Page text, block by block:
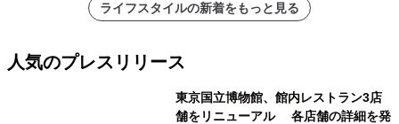
ライフスタイルの新着をもっと見る
人気のプレスリリース
東京国立博物館、館内レストラン3店
舗をリニューアル 各店舗の詳細を発